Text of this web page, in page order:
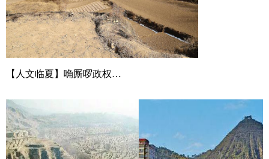
【人文临夏】唃厮啰政权与临夏（一）